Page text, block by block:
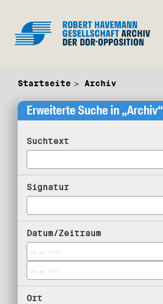
Startseite Archiv
Erweiterte Suche in „Archiv“
Suchtext
Signatur
Datum/Zeitraum
Ort